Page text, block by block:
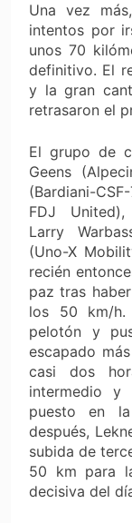
Una vez
intentos por
unos 70
definitivo. El
y la gran
retrasaron el
El grupo de
Geens
(Bardiani-
FDJ
Larry
(Uno-X
recién
paz tras
los 50 km/
pelotón y
escapado
casi dos
intermedio y
puesto en
después,
subida de
50 km para
decisiva del